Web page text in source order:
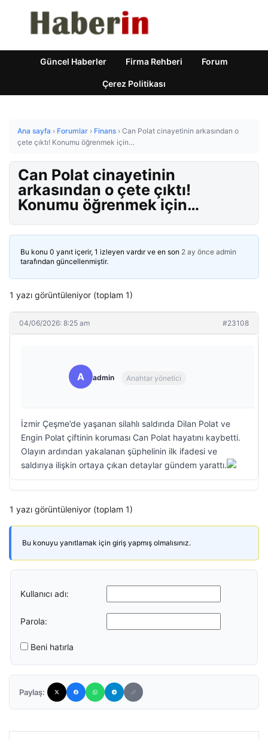
Güncel Haberler Firma Rehberi Forum
Çerez Politikası
Ana sayfa › Forumlar › Finans › Can Polat cinayetinin arkasından o
çete çıktı! Konumu öğrenmek için…
Can Polat cinayetinin
arkasından o çete çıktı!
Konumu öğrenmek için…
Bu konu 0 yanıt içerir, 1 izleyen vardır ve en son 2 ay önce admin
tarafından güncellenmiştir.
1 yazı görüntüleniyor (toplam 1)
04/06/2026: 8:25 am #23108
A admin Anahtar yönetici
İzmir Çeşme’de yaşanan silahlı saldırıda Dilan Polat ve
Engin Polat çiftinin koruması Can Polat hayatını kaybetti.
Olayın ardından yakalanan şüphelinin ilk ifadesi ve
saldırıya ilişkin ortaya çıkan detaylar gündem yarattı.
1 yazı görüntüleniyor (toplam 1)
Bu konuyu yanıtlamak için giriş yapmış olmalısınız.
Kullanıcı adı:
Parola:
Beni hatırla
Paylaş: